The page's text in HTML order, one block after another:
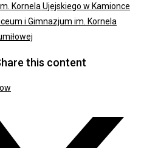
Kornela Ujejskiego w Kamionce
i Gimnazjum im. Kornela
this content